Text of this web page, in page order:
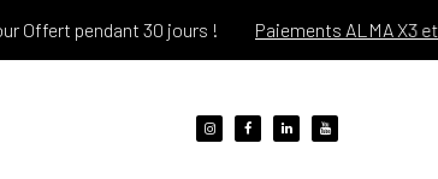
pendant 30 jours ! Paiements ALMA X3 et X4